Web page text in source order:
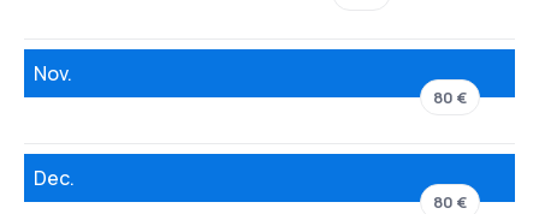
Nov.
80 €
Dec.
80 €